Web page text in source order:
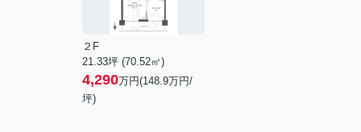
２F
21.33坪 (70.52㎡)
4,290万円(148.9万円/
坪)